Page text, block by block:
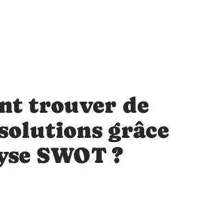
trouver de
grâce
SWOT ?